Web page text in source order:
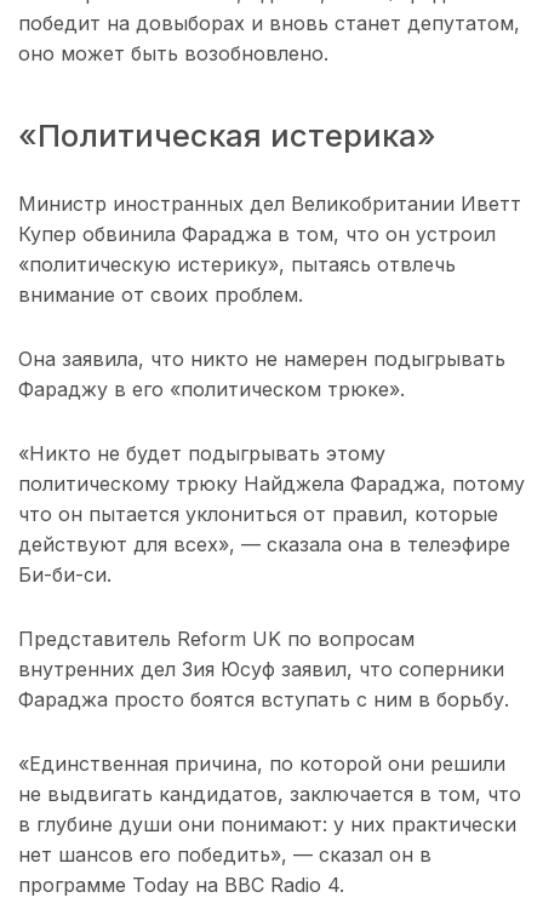
победит на довыборах и вновь станет депутатом,
оно может быть возобновлено.
«Политическая истерика»
Министр иностранных дел Великобритании Иветт
Купер обвинила Фараджа в том, что он устроил
«политическую истерику», пытаясь отвлечь
внимание от своих проблем.
Она заявила, что никто не намерен подыгрывать
Фараджу в его «политическом трюке».
«Никто не будет подыгрывать этому
политическому трюку Найджела Фараджа, потому
что он пытается уклониться от правил, которые
действуют для всех», — сказала она в телеэфире
Би-би-си.
Представитель Reform UK по вопросам
внутренних дел Зия Юсуф заявил, что соперники
Фараджа просто боятся вступать с ним в борьбу.
«Единственная причина, по которой они решили
не выдвигать кандидатов, заключается в том, что
в глубине души они понимают: у них практически
нет шансов его победить», — сказал он в
программе Today на BBC Radio 4.